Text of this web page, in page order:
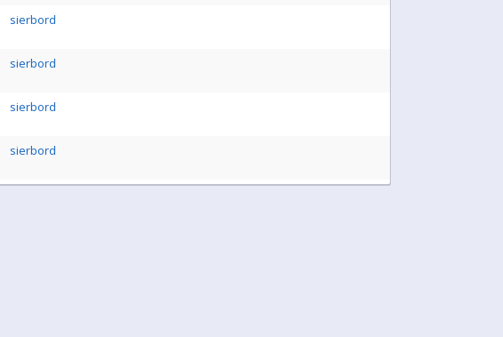
sierbord
sierbord
sierbord
sierbord